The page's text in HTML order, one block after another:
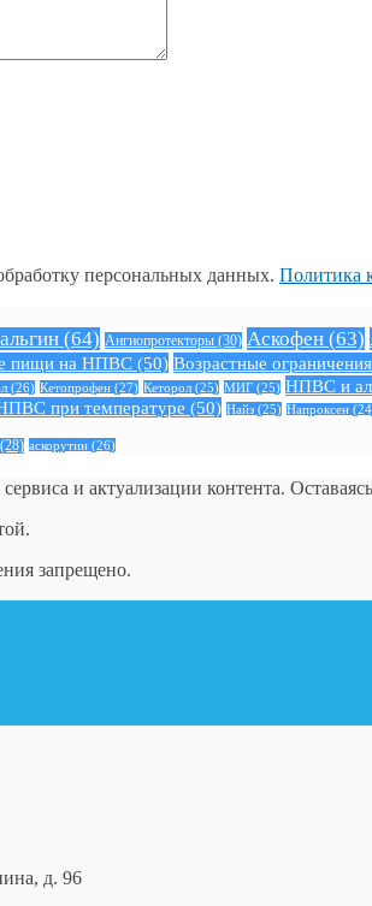
персональных данных. Политика
(64) Ангиопротекторы (30) Аскофен (63)
пищи на НПВС (50) Возрастные
(26) Кетопрофен (27) Кеторол (25) МИГ (25) НПВС и
при температуре (50) Найз (25) Напроксен
(28) аскорутин (26)
и актуализации контента.
запрещено.
д. 96